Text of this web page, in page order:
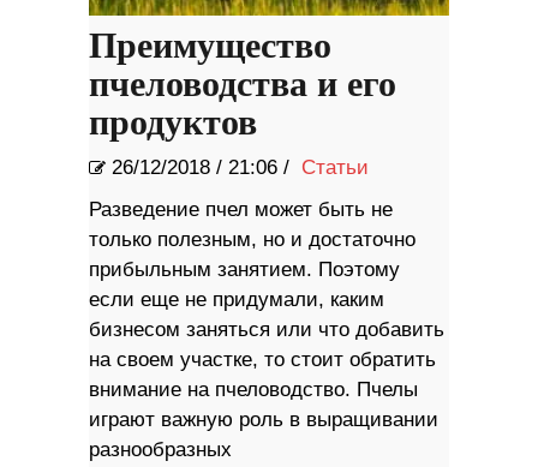
Преимущество
пчеловодства и его
продуктов
26/12/2018 / 21:06 / Статьи
Разведение пчел может быть не
только полезным, но и достаточно
прибыльным занятием. Поэтому
если еще не придумали, каким
бизнесом заняться или что добавить
на своем участке, то стоит обратить
внимание на пчеловодство. Пчелы
играют важную роль в выращивании
разнообразных